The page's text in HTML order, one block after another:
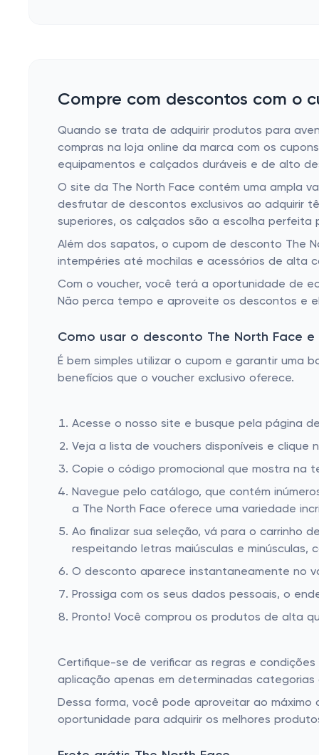
Compre com descontos com o
Quando se trata de adquirir produtos para
compras na loja online da marca com os
equipamentos e calçados duráveis e de alto
O site da The North Face contém uma ampla
desfrutar de descontos exclusivos ao adquirir
superiores, os calçados são a escolha perfeita
Além dos sapatos, o cupom de desconto The
intempéries até mochilas e acessórios de alta
Com o voucher, você terá a oportunidade de
Não perca tempo e aproveite os descontos e
Como usar o desconto The North Face
É bem simples utilizar o cupom e garantir uma
benefícios que o voucher exclusivo oferece.
Acesse o nosso site e busque pela página
Veja a lista de vouchers disponíveis e clique
Copie o código promocional que mostra na
Navegue pelo catálogo, que contém
a The North Face oferece uma variedade
Ao finalizar sua seleção, vá para o carrinho
respeitando letras maiúsculas e minúsculas,
O desconto aparece instantaneamente no
Prossiga com os seus dados pessoais, o
Pronto! Você comprou os produtos de alta
Certifique-se de verificar as regras e
aplicação apenas em determinadas categorias
Dessa forma, você pode aproveitar ao
oportunidade para adquirir os melhores